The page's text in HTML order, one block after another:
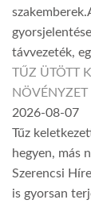
távvezeték,
TŰZ ÜTÖTT
2026-08-07
Tűz
hegyen, más
Szerencsi
is gyorsan